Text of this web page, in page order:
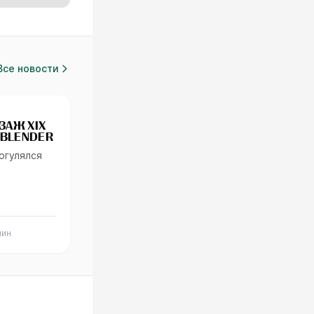
новости
XIX